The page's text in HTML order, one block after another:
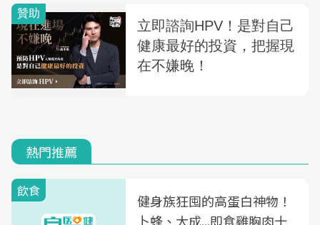
熱門推薦
飲食
健身族狂囤的高蛋白神物！
卜蜂、大成...即食雞胸肉十